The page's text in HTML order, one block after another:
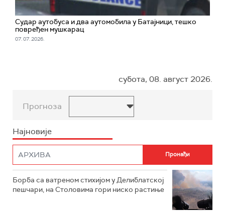
Судар аутобуса и два аутомобила у Батајници, тешко
повређен мушкарац
07. 07. 2026.
субота, 08. август 2026.
Прогноза
Најновије
Борба са ватреном стихијом у Делиблатској
пешчари, на Столовима гори ниско растиње